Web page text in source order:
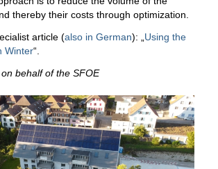
thereby their costs through optimization.
article (also in German): „ Using the
Winter“.
behalf of the SFOE